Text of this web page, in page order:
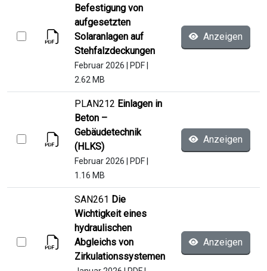
Befestigung von
aufgesetzten
Solaranlagen auf
Stehfalzdeckungen
Februar 2026 PDF
2.62 MB
Anzeigen
PLAN212 Einlagen in
Beton –
Gebäudetechnik
(HLKS)
Februar 2026 PDF
1.16 MB
Anzeigen
SAN261 Die
Wichtigkeit eines
hydraulischen
Abgleichs von
Zirkulationssystemen
Anzeigen